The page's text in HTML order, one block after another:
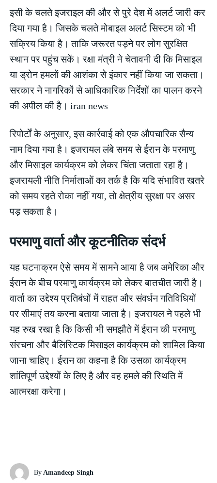
इसी के चलते इजराइल की और से पुरे देश में अलर्ट जारी कर
दिया गया है। जिसके चलते मोबाइल अलर्ट सिस्टम को भी
सक्रिय किया है। ताकि जरूरत पड़ने पर लोग सुरक्षित
स्थान पर पहुंच सकें। रक्षा मंत्री ने चेतावनी दी कि मिसाइल
या ड्रोन हमलों की आशंका से इंकार नहीं किया जा सकता।
सरकार ने नागरिकों से आधिकारिक निर्देशों का पालन करने
की अपील की है। iran news
रिपोर्टों के अनुसार, इस कार्रवाई को एक औपचारिक सैन्य
नाम दिया गया है। इजरायल लंबे समय से ईरान के परमाणु
और मिसाइल कार्यक्रम को लेकर चिंता जताता रहा है।
इजरायली नीति निर्माताओं का तर्क है कि यदि संभावित खतरे
को समय रहते रोका नहीं गया, तो क्षेत्रीय सुरक्षा पर असर
पड़ सकता है।
परमाणु वार्ता और कूटनीतिक संदर्भ
यह घटनाक्रम ऐसे समय में सामने आया है जब अमेरिका और
ईरान के बीच परमाणु कार्यक्रम को लेकर बातचीत जारी है।
वार्ता का उद्देश्य प्रतिबंधों में राहत और संवर्धन गतिविधियों
पर सीमाएं तय करना बताया जाता है। इजरायल ने पहले भी
यह रुख रखा है कि किसी भी समझौते में ईरान की परमाणु
संरचना और बैलिस्टिक मिसाइल कार्यक्रम को शामिल किया
जाना चाहिए। ईरान का कहना है कि उसका कार्यक्रम
शांतिपूर्ण उद्देश्यों के लिए है और वह हमले की स्थिति में
आत्मरक्षा करेगा।
By Amandeep Singh